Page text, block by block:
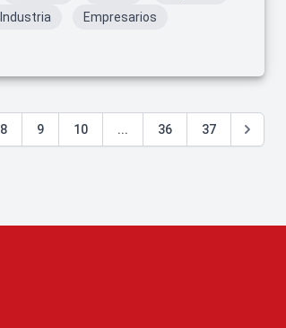
Industria Empresarios
8 9 10 ... 36 37